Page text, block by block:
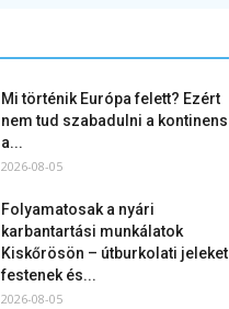
Mi történik Európa felett? Ezért
nem tud szabadulni a kontinens
a...
2026-08-05
Folyamatosak a nyári
karbantartási munkálatok
Kiskőrösön – útburkolati jeleket
festenek és...
2026-08-05